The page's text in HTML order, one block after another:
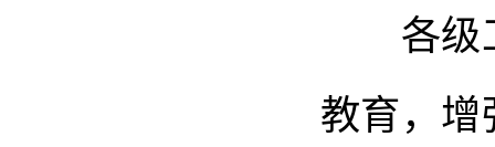
各级工
教育，增